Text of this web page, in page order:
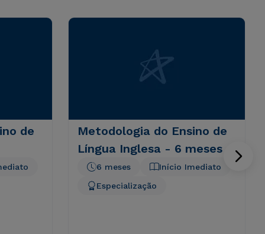
de
Metodologia do Ensino de
Língua Inglesa - 6 meses
Início Imediato
6 meses
Especialização